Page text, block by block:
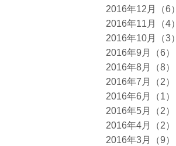
2016年12月（6）
2016年11月（4）
2016年10月（3）
2016年9月（6）
2016年8月（8）
2016年7月（2）
2016年6月（1）
2016年5月（2）
2016年4月（2）
2016年3月（9）